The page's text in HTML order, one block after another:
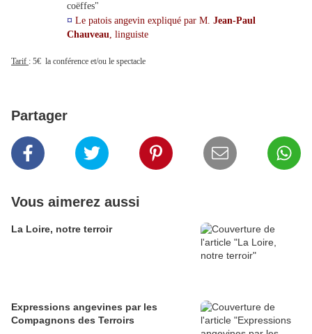
coëffes"
¤ Le patois angevin expliqué par M. Jean-Paul
Chauveau, linguiste
Tarif : 5€ la conférence et/ou le spectacle
Partager
Vous aimerez aussi
La Loire, notre terroir
Expressions angevines par les
Compagnons des Terroirs